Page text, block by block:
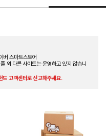
버 스마트스토어
외 다른 사이트는 운영하고 있지 않습니
드 고객센터로 신고해주세요.